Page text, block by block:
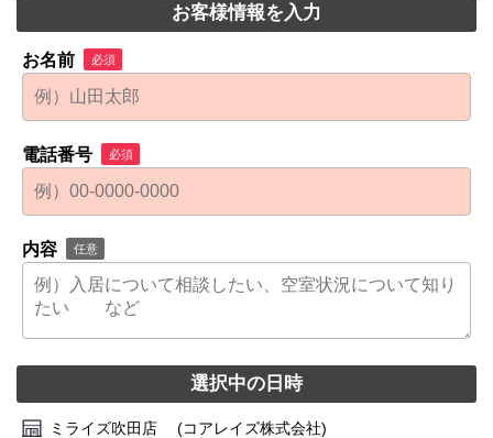
お客様情報を入力
お名前 必須
電話番号 必須
内容 任意
選択中の日時
ミライズ吹田店 (コアレイズ株式会社)